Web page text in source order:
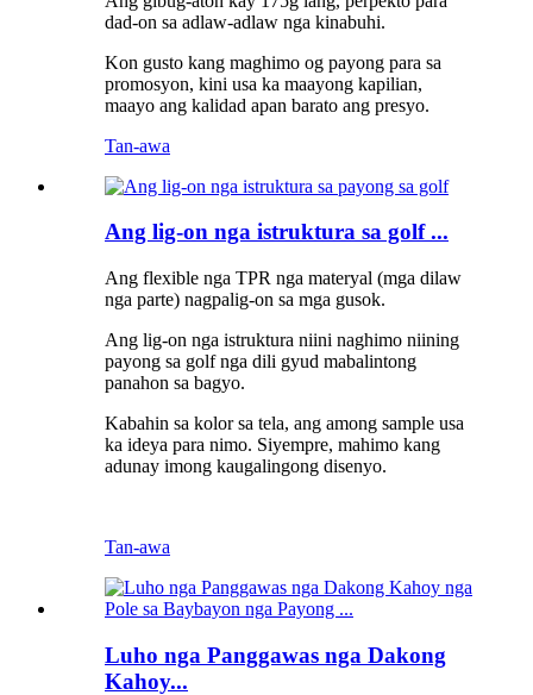
dad-on sa adlaw-adlaw nga kinabuhi.
Kon gusto kang maghimo og payong para sa
promosyon, kini usa ka maayong kapilian,
maayo ang kalidad apan barato ang presyo.
Tan-awa
Ang lig-on nga istruktura sa golf ...
Ang flexible nga TPR nga materyal (mga dilaw
nga parte) nagpalig-on sa mga gusok.
Ang lig-on nga istruktura niini naghimo niining
payong sa golf nga dili gyud mabalintong
panahon sa bagyo.
Kabahin sa kolor sa tela, ang among sample usa
ka ideya para nimo. Siyempre, mahimo kang
adunay imong kaugalingong disenyo.
Tan-awa
Luho nga Panggawas nga Dakong
Kahoy...